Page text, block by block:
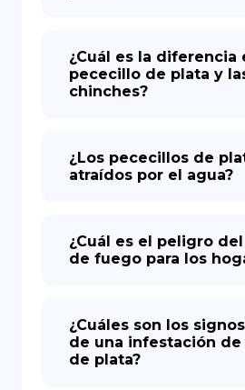
¿Cuál es la diferencia
pececillo de plata y
chinches?
¿Los pececillos de
atraídos por el agua?
¿Cuál es el peligro
de fuego para los
¿Cuáles son los
de una infestación
de plata?